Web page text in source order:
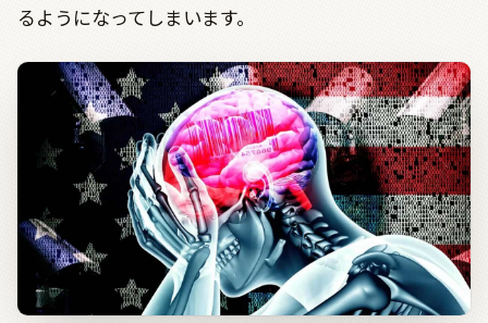
るようになってしまいます。